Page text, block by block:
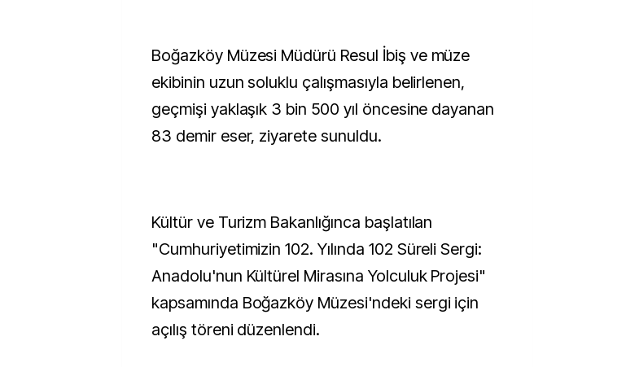
Boğazköy Müzesi Müdürü Resul İbiş ve müze
ekibinin uzun soluklu çalışmasıyla belirlenen,
geçmişi yaklaşık 3 bin 500 yıl öncesine dayanan
83 demir eser, ziyarete sunuldu.
Kültür ve Turizm Bakanlığınca başlatılan
"Cumhuriyetimizin 102. Yılında 102 Süreli Sergi:
Anadolu'nun Kültürel Mirasına Yolculuk Projesi"
kapsamında Boğazköy Müzesi'ndeki sergi için
açılış töreni düzenlendi.